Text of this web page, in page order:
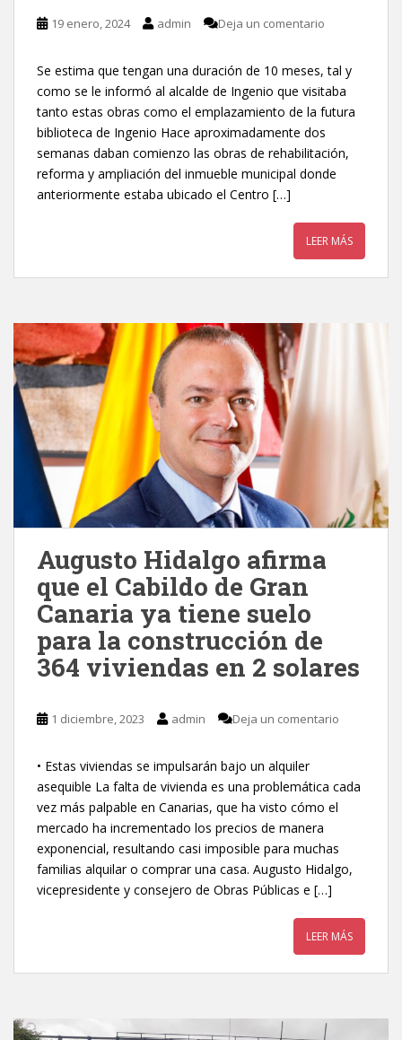
19 enero, 2024 admin Deja un comentario
Se estima que tengan una duración de 10 meses, tal y
como se le informó al alcalde de Ingenio que visitaba
tanto estas obras como el emplazamiento de la futura
biblioteca de Ingenio Hace aproximadamente dos
semanas daban comienzo las obras de rehabilitación,
reforma y ampliación del inmueble municipal donde
anteriormente estaba ubicado el Centro […]
LEER MÁS
Augusto Hidalgo afirma
que el Cabildo de Gran
Canaria ya tiene suelo
para la construcción de
364 viviendas en 2 solares
1 diciembre, 2023 admin Deja un comentario
• Estas viviendas se impulsarán bajo un alquiler
asequible La falta de vivienda es una problemática cada
vez más palpable en Canarias, que ha visto cómo el
mercado ha incrementado los precios de manera
exponencial, resultando casi imposible para muchas
familias alquilar o comprar una casa. Augusto Hidalgo,
vicepresidente y consejero de Obras Públicas e […]
LEER MÁS